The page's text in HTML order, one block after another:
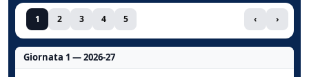
1 2 3 4 5 ‹ ›
Giornata 1 — 2026-27